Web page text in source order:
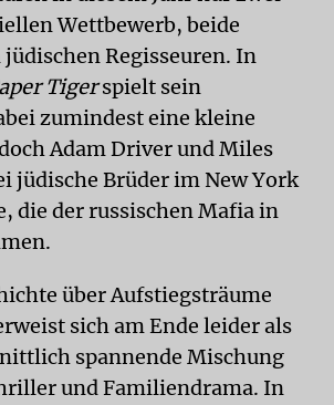
Wettbewerb, beide
Regisseuren. In
Tigerspielt sein
zumindest eine kleine
Adam Driver und Miles
jüdische Brüder im New York
die der russischen Mafia in
über Aufstiegsträume
sich am Ende leider als
spannende Mischung
und Familiendrama. In